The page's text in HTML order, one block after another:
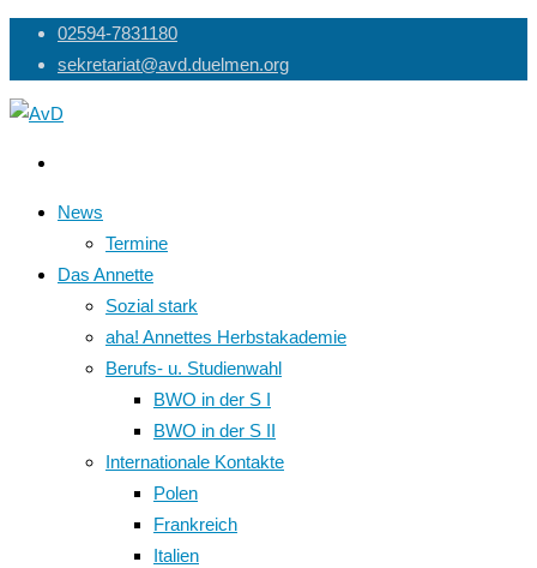
Skip
content
02594-7831180
sekretariat@avd.duelmen.org
News
Termine
Das Annette
Sozial stark
aha! Annettes Herbstakademie
Berufs- u. Studienwahl
BWO in der S I
BWO in der S II
Internationale Kontakte
Polen
Frankreich
Italien